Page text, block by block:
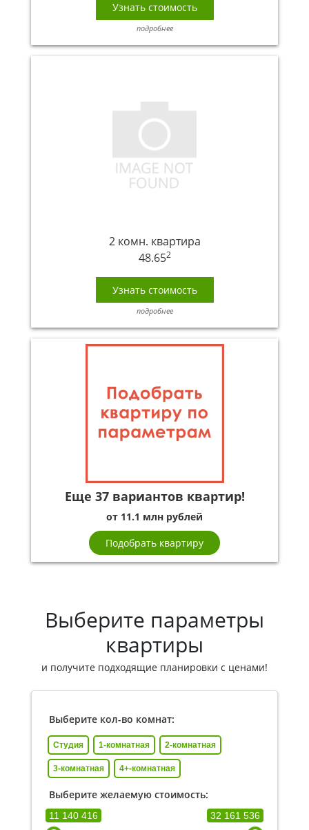
Узнать стоимость
подробнее
2 комн. квартира
48.652
Узнать стоимость
подробнее
Еще 37 вариантов квартир!
от 11.1 млн рублей
Подобрать квартиру
Выберите параметры
квартиры
и получите подходящие планировки с ценами!
Выберите кол-во комнат:
Студия 1-комнатная 2-комнатная
3-комнатная 4+-комнатная
Выберите желаемую стоимость:
11 140 416 32 161 536